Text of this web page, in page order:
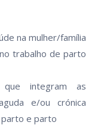
na mulher/família
trabalho de parto
integram as
e/ou crónica
e parto